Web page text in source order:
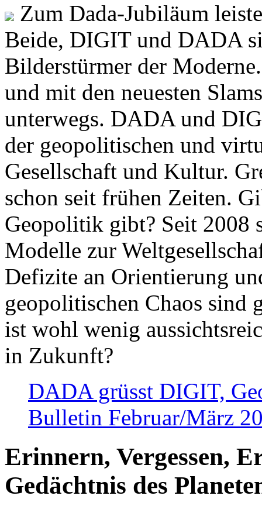
Zum Dada-Jubiläum
Beide, DIGIT und DADA
Bilderstürmer der
und mit den neuesten
unterwegs. DADA und
der geopolitischen und
Gesellschaft und Kultur.
schon seit frühen Zeiten.
Geopolitik gibt? Seit 2008
Modelle zur
Defizite an Orientierung
geopolitischen Chaos sind
ist wohl wenig
in Zukunft?
DADA grüsst DIGIT,
Bulletin Februar/März
Erinnern, Vergessen,
Gedächtnis des